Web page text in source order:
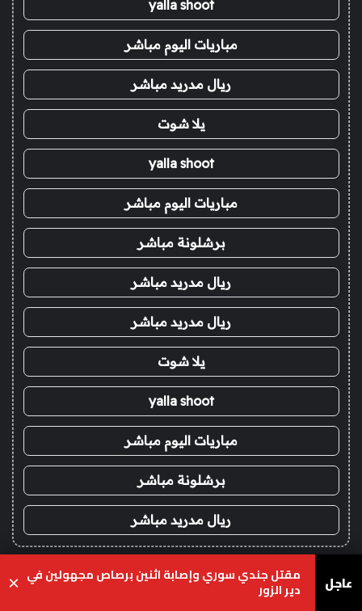
yalla shoot
مباريات اليوم مباشر
ريال مدريد مباشر
يلا شوت
yalla shoot
مباريات اليوم مباشر
برشلونة مباشر
ريال مدريد مباشر
ريال مدريد مباشر
يلا شوت
yalla shoot
مباريات اليوم مباشر
برشلونة مباشر
ريال مدريد مباشر
سطحة الرياض عاجل مقتل جندي سوري وإصابة اثنين برصاص مجهولين في
دير الزور ×